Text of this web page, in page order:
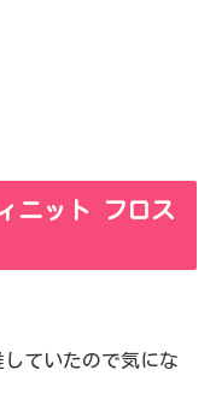
ニット フロス
ていたので気にな